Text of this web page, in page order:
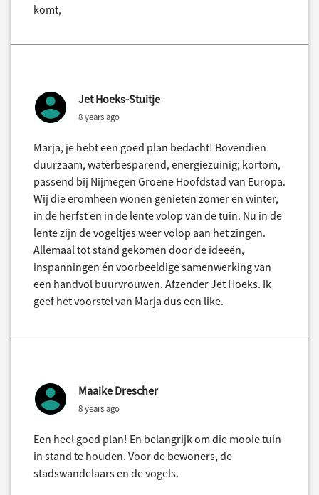
komt,
Jet Hoeks-Stuitje
8 years ago
Marja, je hebt een goed plan bedacht! Bovendien
duurzaam, waterbesparend, energiezuinig; kortom,
passend bij Nijmegen Groene Hoofdstad van Europa.
Wij die eromheen wonen genieten zomer en winter,
in de herfst en in de lente volop van de tuin. Nu in de
lente zijn de vogeltjes weer volop aan het zingen.
Allemaal tot stand gekomen door de ideeën,
inspanningen én voorbeeldige samenwerking van
een handvol buurvrouwen. Afzender Jet Hoeks. Ik
geef het voorstel van Marja dus een like.
Maaike Drescher
8 years ago
Een heel goed plan! En belangrijk om die mooie tuin
in stand te houden. Voor de bewoners, de
stadswandelaars en de vogels.